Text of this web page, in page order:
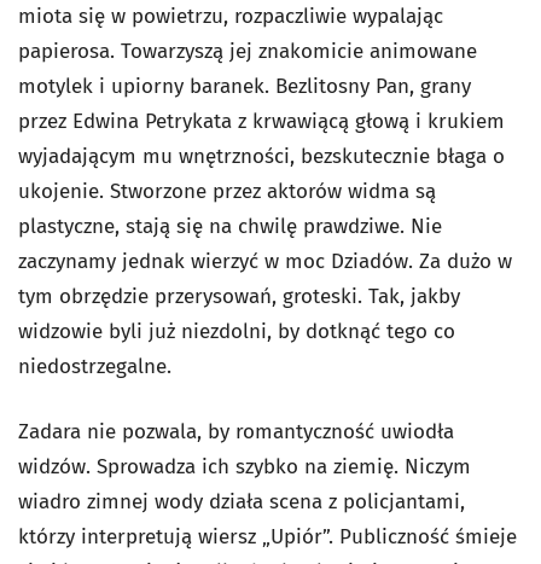
miota się w powietrzu, rozpaczliwie wypalając
papierosa. Towarzyszą jej znakomicie animowane
motylek i upiorny baranek. Bezlitosny Pan, grany
przez Edwina Petrykata z krwawiącą głową i krukiem
wyjadającym mu wnętrzności, bezskutecznie błaga o
ukojenie. Stworzone przez aktorów widma są
plastyczne, stają się na chwilę prawdziwe. Nie
zaczynamy jednak wierzyć w moc Dziadów. Za dużo w
tym obrzędzie przerysowań, groteski. Tak, jakby
widzowie byli już niezdolni, by dotknąć tego co
niedostrzegalne.
Zadara nie pozwala, by romantyczność uwiodła
widzów. Sprowadza ich szybko na ziemię. Niczym
wiadro zimnej wody działa scena z policjantami,
którzy interpretują wiersz „Upiór”. Publiczność śmieje